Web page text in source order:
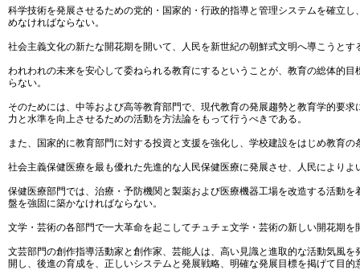
科学技術を発展させるための党的・国家的・行政的指導と管理システムを確立
めなければならない。
社会主義文化の新たな開花期を開いて、人民を新世紀の朝鮮式文明へ導こうと
われわれの未来を安心して委ねられる教育にするということが、教育の総体的
らない。
そのためには、中等および高等教育部門で、現代教育の発展趨勢と教育学的要
力と水準を向上させるための活動を方法論をもって行うべきである。
また、国家的に教育部門に対する投資と支援を強化し、学校建設をはじめ教育
社会主義保健医療を最も優れた先進的な人民保健医療に発展させ、人民により
保健医療部門では、治療・予防機関と製薬および医療機器工場を改造する活動
盤を強固に築かなければならない。
文学・芸術の各部門で一大革命を起こしてチュチェ文学・芸術の新しい開花期を
文芸部門の創作指導活動家と創作家、芸能人は、高い見識と進取的な活動気風
開し、後進の育成を、正しいシステムと発展戦略、明確な発展目標を掲げて目